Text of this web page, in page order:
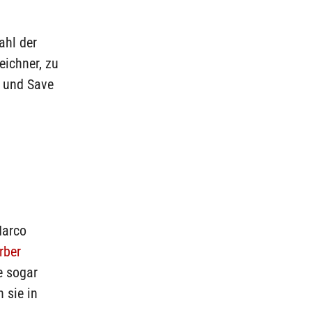
der
zu
Save
sogar
sie in